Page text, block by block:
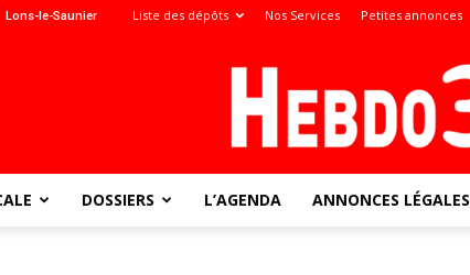
Lons-le-Saunier Liste des dépôts Nos Services Petites annonces
DOSSIERS L’AGENDA ANNONCES LÉGALES